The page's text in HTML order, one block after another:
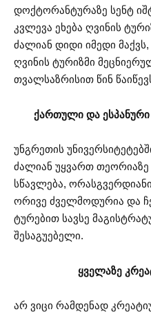
დოქტორანტურაზე სენტ
კვლევა ეხება ღვინის
ძალიან დიდი იმედი
ღვინის ტურიზმი
თვალსაზრისით წინ
ქართული და ესპანური
უნგრეთის
ძალიან უყვართ
სწავლება,
ორივე ძველმოდურია და
ტურებით სავსე
შესაგუებელი.
ყველაზე
არ ვიცი რამდენად